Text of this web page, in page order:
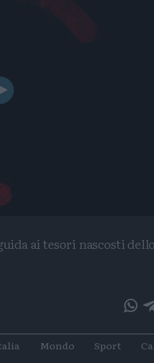
Play
Video
ai tesori nascosti
Mondo Sport